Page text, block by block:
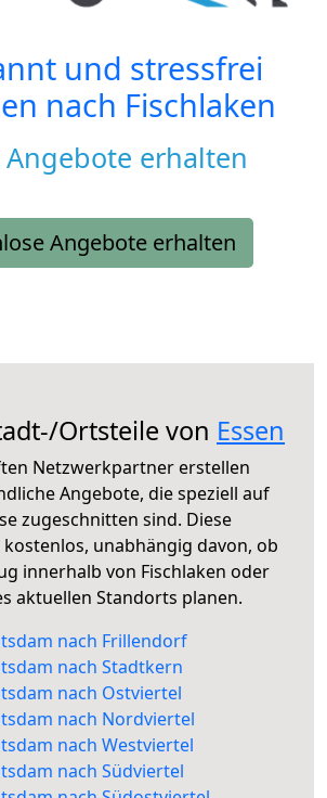
und stressfrei
nach Fischlaken
erhalten
Angebote erhalten
Ortsteile von Essen
Netzwerkpartner erstellen
Angebote, die speziell auf
zugeschnitten sind. Diese
unabhängig davon, ob
innerhalb von Fischlaken oder
aktuellen Standorts planen.
nach Frillendorf
nach Stadtkern
nach Ostviertel
nach Nordviertel
nach Westviertel
nach Südviertel